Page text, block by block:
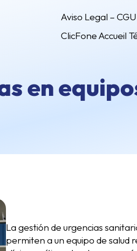
Aviso Legal –
ClicFone Accueil
en
La gestión de urgencias
permiten a un equipo de salud